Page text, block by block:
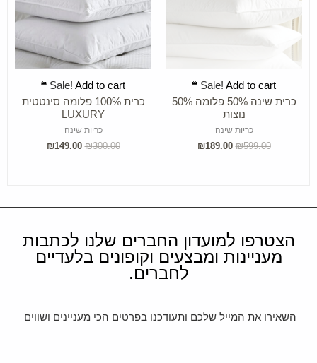
Sale! Add to cart
כרית שינה 50% פלומה 50%
נוצות
כריות שינה
₪599.00
₪189.00
Sale! Add to cart
כרית 100% פלומה סינטטית
LUXURY
כריות שינה
₪300.00
₪149.00
ADD TO CART
הצטרפו למועדון החברים שלנו לכתבות
מעניינות ומבצעים וקופונים בלעדיים
לחברים.
השאירו את המייל שלכם ותעודכנו בפרטים הכי מעניינים ושווים